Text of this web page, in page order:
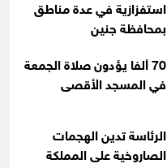
استفزازية في عدة مناطق
بمحافظة جنين
70 ألفا يؤدون صلاة الجمعة
في المسجد الأقصى
الرئاسة تدين الهجمات
الصاروخية على المملكة